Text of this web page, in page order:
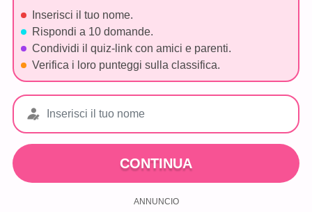
Inserisci il tuo nome.
Rispondi a 10 domande.
Condividi il quiz-link con amici e parenti.
Verifica i loro punteggi sulla classifica.
CONTINUA